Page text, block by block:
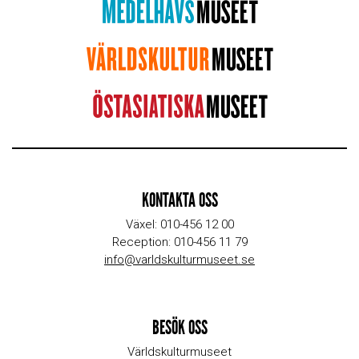
KONTAKTA OSS
Växel: 010-456 12 00
Reception: 010-456 11 79
info@varldskulturmuseet.se
BESÖK OSS
Världskulturmuseet